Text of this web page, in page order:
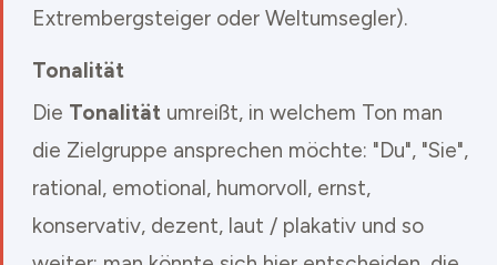
Extrembergsteiger oder Weltumsegler).
Tonalität
Die Tonalitätumreißt, in welchem Ton man
die Zielgruppe ansprechen möchte: "Du", "Sie",
rational, emotional, humorvoll, ernst,
konservativ, dezent, laut / plakativ und so